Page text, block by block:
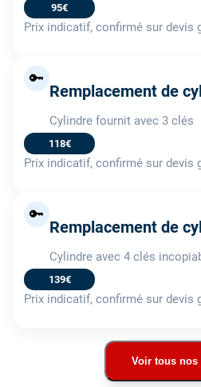
95€
Prix indicatif, confirmé sur devis
🔑
Remplacement de
Cylindre fournit avec 3 clés
118€
Prix indicatif, confirmé sur devis
🔑
Remplacement de
Cylindre avec 4 clés
139€
Prix indicatif, confirmé sur devis
Voir tous nos